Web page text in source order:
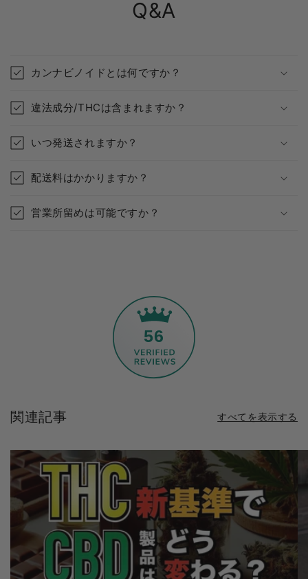
Q&A
カンナビノイドとは何ですか？
違法成分/THCは含まれますか？
いつ発送されますか？
配送料はかかりますか？
営業所留めは可能ですか？
56
関連記事 すべてを表示する